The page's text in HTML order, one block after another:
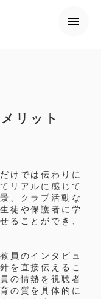
menu
リット
けでは伝わりに
リアルに感じて
、クラブ活動な
徒や保護者に学
ることができ、
員のインタビュ
を直接伝えるこ
の情熱を視聴者
の質を具体的に